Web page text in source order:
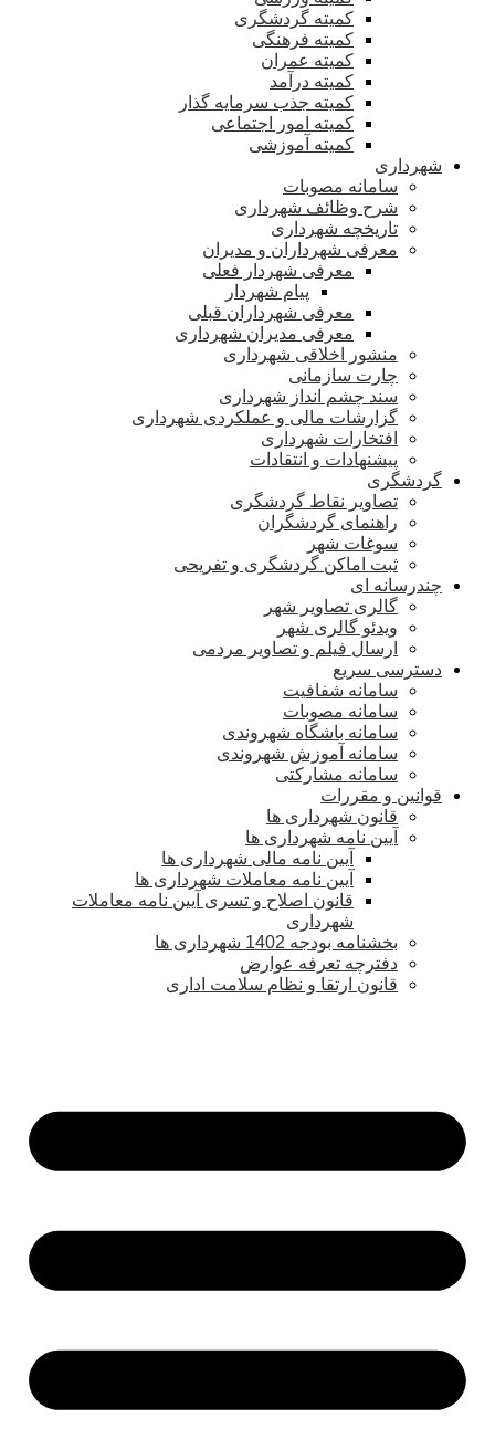
کمیته گردشگری
کمیته فرهنگی
کمیته عمران
کمیته درآمد
کمیته جذب سرمایه گذار
کمیته امور اجتماعی
کمیته آموزشی
شهرداری
سامانه مصوبات
شرح وظائف شهرداری
تاریخچه شهرداری
معرفی شهرداران و مدیران
معرفی شهردار فعلی
پیام شهردار
معرفی شهرداران قبلی
معرفی مدیران شهرداری
منشور اخلاقی شهرداری
چارت سازمانی
سند چشم انداز شهرداری
گزارشات مالی و عملکردی شهرداری
افتخارات شهرداری
پیشنهادات و انتقادات
گردشگری
تصاویر نقاط گردشگری
راهنمای گردشگران
سوغات شهر
ثبت اماکن گردشگری و تفریحی
چندرسانه ای
گالری تصاویر شهر
ویدئو گالری شهر
ارسال فیلم و تصاویر مردمی
دسترسی سریع
سامانه شفافیت
سامانه مصوبات
سامانه باشگاه شهروندی
سامانه آموزش شهروندی
سامانه مشارکتی
قوانین و مقررات
قانون شهرداری ها
آیین نامه شهرداری ها
آیین نامه مالی شهرداری ها
آیین نامه معاملات شهرداری ها
قانون اصلاح و تسری آیین نامه معاملات
شهرداری
بخشنامه بودجه 1402 شهرداری ها
دفترچه تعرفه عوارض
قانون ارتقا و نظام سلامت اداری